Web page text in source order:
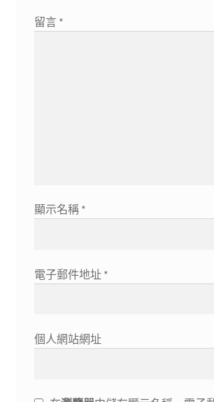
留言 *
顯示名稱 *
電子郵件地址 *
個人網站網址